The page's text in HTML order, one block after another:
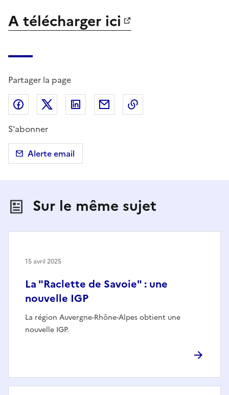
A télécharger ici
Partager la page
Partager sur Facebook
Partager sur X (anciennement Twitter)
Partager sur LinkedIn
Partager par email
S'abonner
Alerte email
Sur le même sujet
La "Raclette de Savoie" : une
nouvelle IGP
La région Auvergne-Rhône-Alpes obtient une
nouvelle IGP.
15 avril 2025